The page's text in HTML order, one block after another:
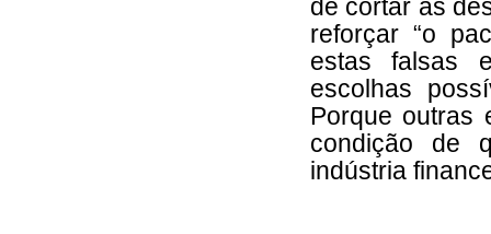
de cortar as
reforçar “o
estas falsas
escolhas
Porque outras
condição de
indústria